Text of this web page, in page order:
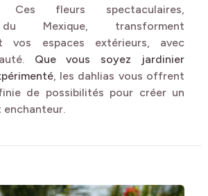
fleurs spectaculaires,
Mexique, transforment
vos espaces extérieurs, avec
Que vous soyez jardinier
, les dahlias vous offrent
de possibilités pour créer un
enchanteur.